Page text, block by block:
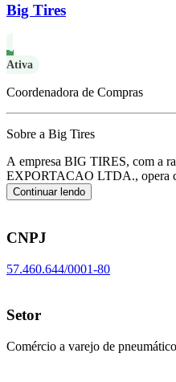
Big Tires
Ativa
Coordenadora de Compras
Sobre a Big Tires
A empresa BIG TIRES, com a
EXPORTACAO LTDA., opera
tem sua sede localizada em Sao
atuação é de comércio a varejo
Continuar lendo
CNPJ
57.460.644/0001-80
Setor
Comércio a varejo de